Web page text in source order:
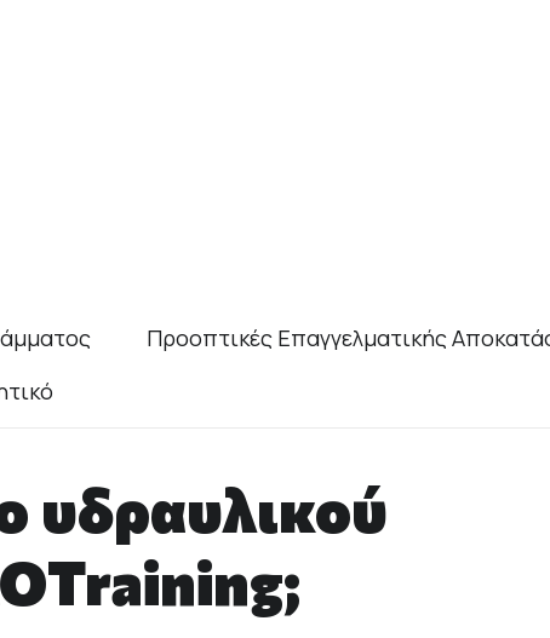
Προοπτικές Επαγγελματικής
υδραυλικού